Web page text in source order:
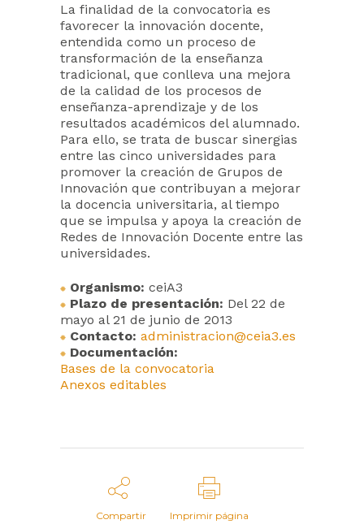
La finalidad de la convocatoria es
favorecer la innovación docente,
entendida como un proceso de
transformación de la enseñanza
tradicional, que conlleva una mejora
de la calidad de los procesos de
enseñanza-aprendizaje y de los
resultados académicos del alumnado.
Para ello, se trata de buscar sinergias
entre las cinco universidades para
promover la creación de Grupos de
Innovación que contribuyan a mejorar
la docencia universitaria, al tiempo
que se impulsa y apoya la creación de
Redes de Innovación Docente entre las
universidades.
Organismo: ceiA3
Plazo de presentación: Del 22 de
mayo al 21 de junio de 2013
Contacto: administracion@ceia3.es
Documentación:
Bases de la convocatoria
Anexos editables
Compartir Imprimir página